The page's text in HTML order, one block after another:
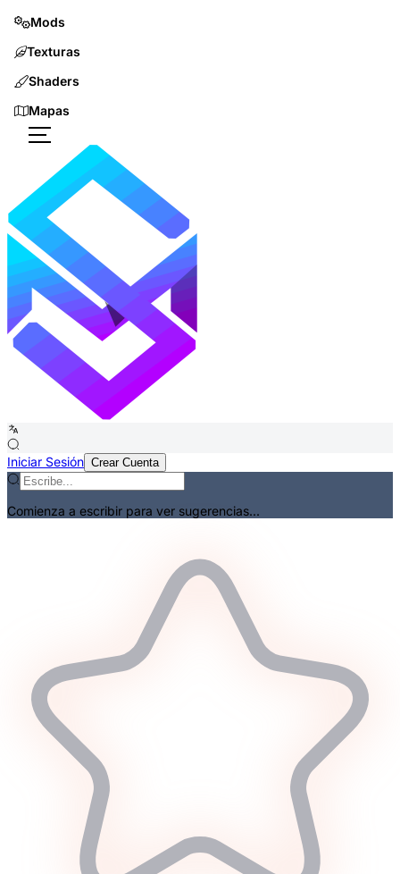
Mods
Texturas
Shaders
Mapas
Iniciar Sesión Crear Cuenta
Comienza a escribir para ver sugerencias...